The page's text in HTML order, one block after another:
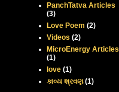
PanchTatva Articles
(3)
Love Poem (2)
Videos (2)
MicroEnergy Articles
(1)
love (1)
કાવ્ય શ્રવણ (1)